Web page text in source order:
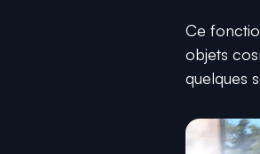
Ce
objets
quelques